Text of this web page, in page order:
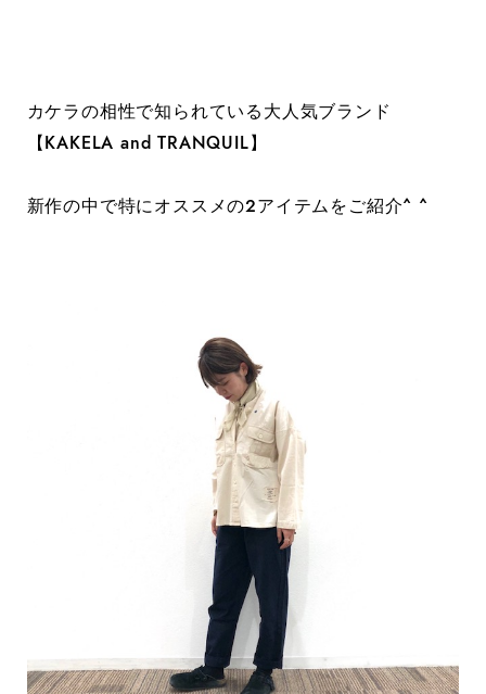
カケラの相性で知られている大人気ブランド
【KAKELA and TRANQUIL】
新作の中で特にオススメの２アイテムをご紹介^ ^